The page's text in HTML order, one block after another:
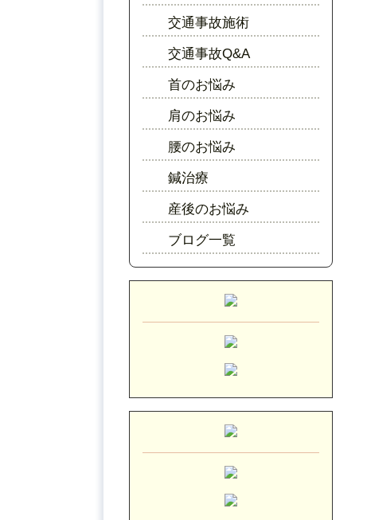
交通事故施術
交通事故Q&A
首のお悩み
肩のお悩み
腰のお悩み
鍼治療
産後のお悩み
ブログ一覧